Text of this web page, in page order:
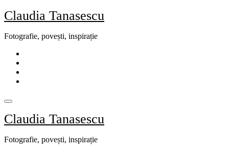
Skip
to
Claudia Tanasescu
Fotografie, povești, inspirație
Claudia Tanasescu
Fotografie, povești, inspirație